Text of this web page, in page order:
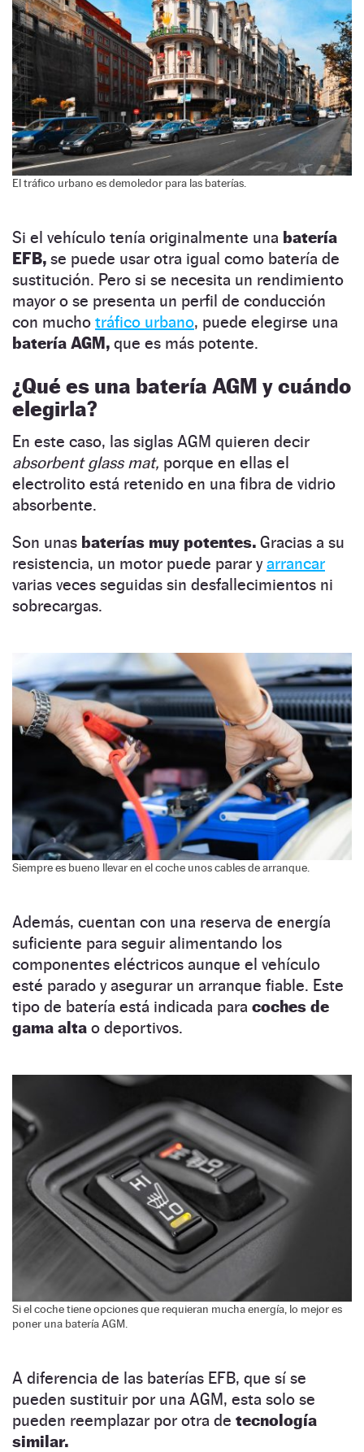
El tráfico urbano es demoledor para las baterías.
Si el vehículo tenía originalmente una batería
EFB, se puede usar otra igual como batería de
sustitución. Pero si se necesita un rendimiento
mayor o se presenta un perfil de conducción
con mucho tráfico urbano, puede elegirse una
batería AGM, que es más potente.
¿Qué es una batería AGM y cuándo
elegirla?
En este caso, las siglas AGM quieren decir
absorbent glass mat, porque en ellas el
electrolito está retenido en una fibra de vidrio
absorbente.
Son unas baterías muy potentes. Gracias a su
resistencia, un motor puede parar yarrancar
varias veces seguidas sin desfallecimientos ni
sobrecargas.
Siempre es bueno llevar en el coche unos cables de arranque.
Además, cuentan con una reserva de energía
suficiente para seguir alimentando los
componentes eléctricos aunque el vehículo
esté parado y asegurar un arranque fiable. Este
tipo de batería está indicada para coches de
gama alta o deportivos.
Si el coche tiene opciones que requieran mucha energía, lo mejor es
poner una batería AGM.
A diferencia de las baterías EFB, que sí se
pueden sustituir por una AGM, esta solo se
pueden reemplazar por otra de tecnología
similar.